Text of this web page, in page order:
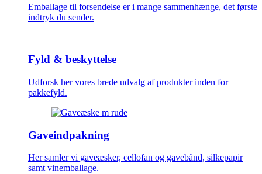
Emballage til forsendelse er i mange sammenhænge, det første
indtryk du sender.
Fyld & beskyttelse
Udforsk her vores brede udvalg af produkter inden for
pakkefyld.
Gaveindpakning
Her samler vi gaveæsker, cellofan og gavebånd, silkepapir
samt vinemballage.